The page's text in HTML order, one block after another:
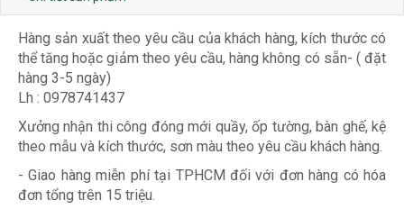
Hàng sản xuất theo yêu cầu của khách hàng, kích thước có
thể tăng hoặc giảm theo yêu cầu, hàng không có sẵn- ( đặt
hàng 3-5 ngày)
Lh : 0978741437
Xưởng nhận thi công đóng mới quầy, ốp tường, bàn ghế, kệ
theo mẫu và kích thước, sơn màu theo yêu cầu khách hàng.
- Giao hàng miễn phí tại TPHCM đối với đơn hàng có hóa
đơn tổng trên 15 triệu.